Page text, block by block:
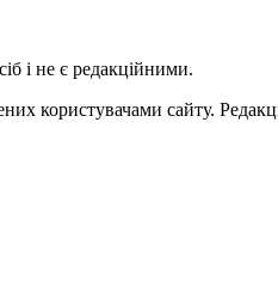
і не є редакційними.
користувачами сайту.